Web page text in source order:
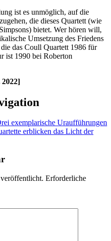
ist es unmöglich, auf die
die dieses Quartett (wie
bietet. Wer hören will,
Umsetzung des Friedens
das Coull Quartett 1986 für
ist 1990 bei Roberton
exemplarische Uraufführungen
erblicken das Licht der
Erforderliche